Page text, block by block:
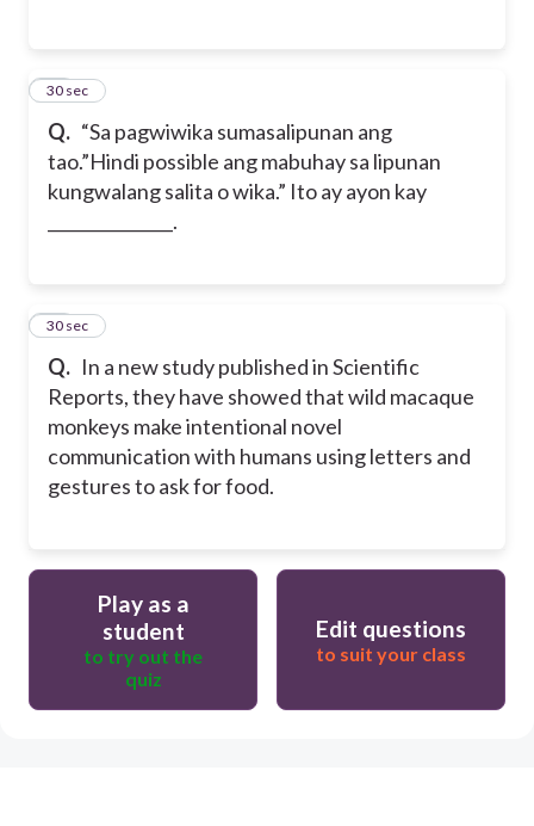
Q. “Sa pagwiwika sumasalipunan ang
tao.”Hindi possible ang mabuhay sa lipunan
kungwalang salita o wika.” Ito ay ayon kay
_______________.
19
30 sec
Q. In a new study published in Scientific
Reports, they have showed that wild macaque
monkeys make intentional novel
communication with humans using letters and
gestures to ask for food.
20
30 sec
Play as a
student
to try out the
quiz
Edit questions
to suit your class